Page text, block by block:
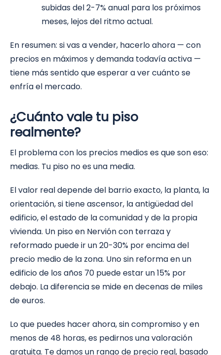
subidas del 2-7% anual para los próximos
meses, lejos del ritmo actual.
En resumen: si vas a vender, hacerlo ahora — con
precios en máximos y demanda todavía activa —
tiene más sentido que esperar a ver cuánto se
enfría el mercado.
¿Cuánto vale tu piso
realmente?
El problema con los precios medios es que son eso:
medias. Tu piso no es una media.
El valor real depende del barrio exacto, la planta, la
orientación, si tiene ascensor, la antigüedad del
edificio, el estado de la comunidad y de la propia
vivienda. Un piso en Nervión con terraza y
reformado puede ir un 20-30% por encima del
precio medio de la zona. Uno sin reforma en un
edificio de los años 70 puede estar un 15% por
debajo. La diferencia se mide en decenas de miles
de euros.
Lo que puedes hacer ahora, sin compromiso y en
menos de 48 horas, es pedirnos una valoración
gratuita. Te damos un rango de precio real, basado